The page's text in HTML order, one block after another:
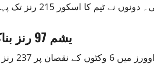
اسکور 215 رنز تک پہنچاکر بیٹنگ لائن کی لاج رکھی۔
یشم 97 رنز بناکر ناقابل شکست رہے۔